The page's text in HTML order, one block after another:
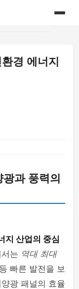
경 에너지
과 풍력의
지 산업의 중심
는 역대 최대
빠른 발전을 보
광 패널의 효율